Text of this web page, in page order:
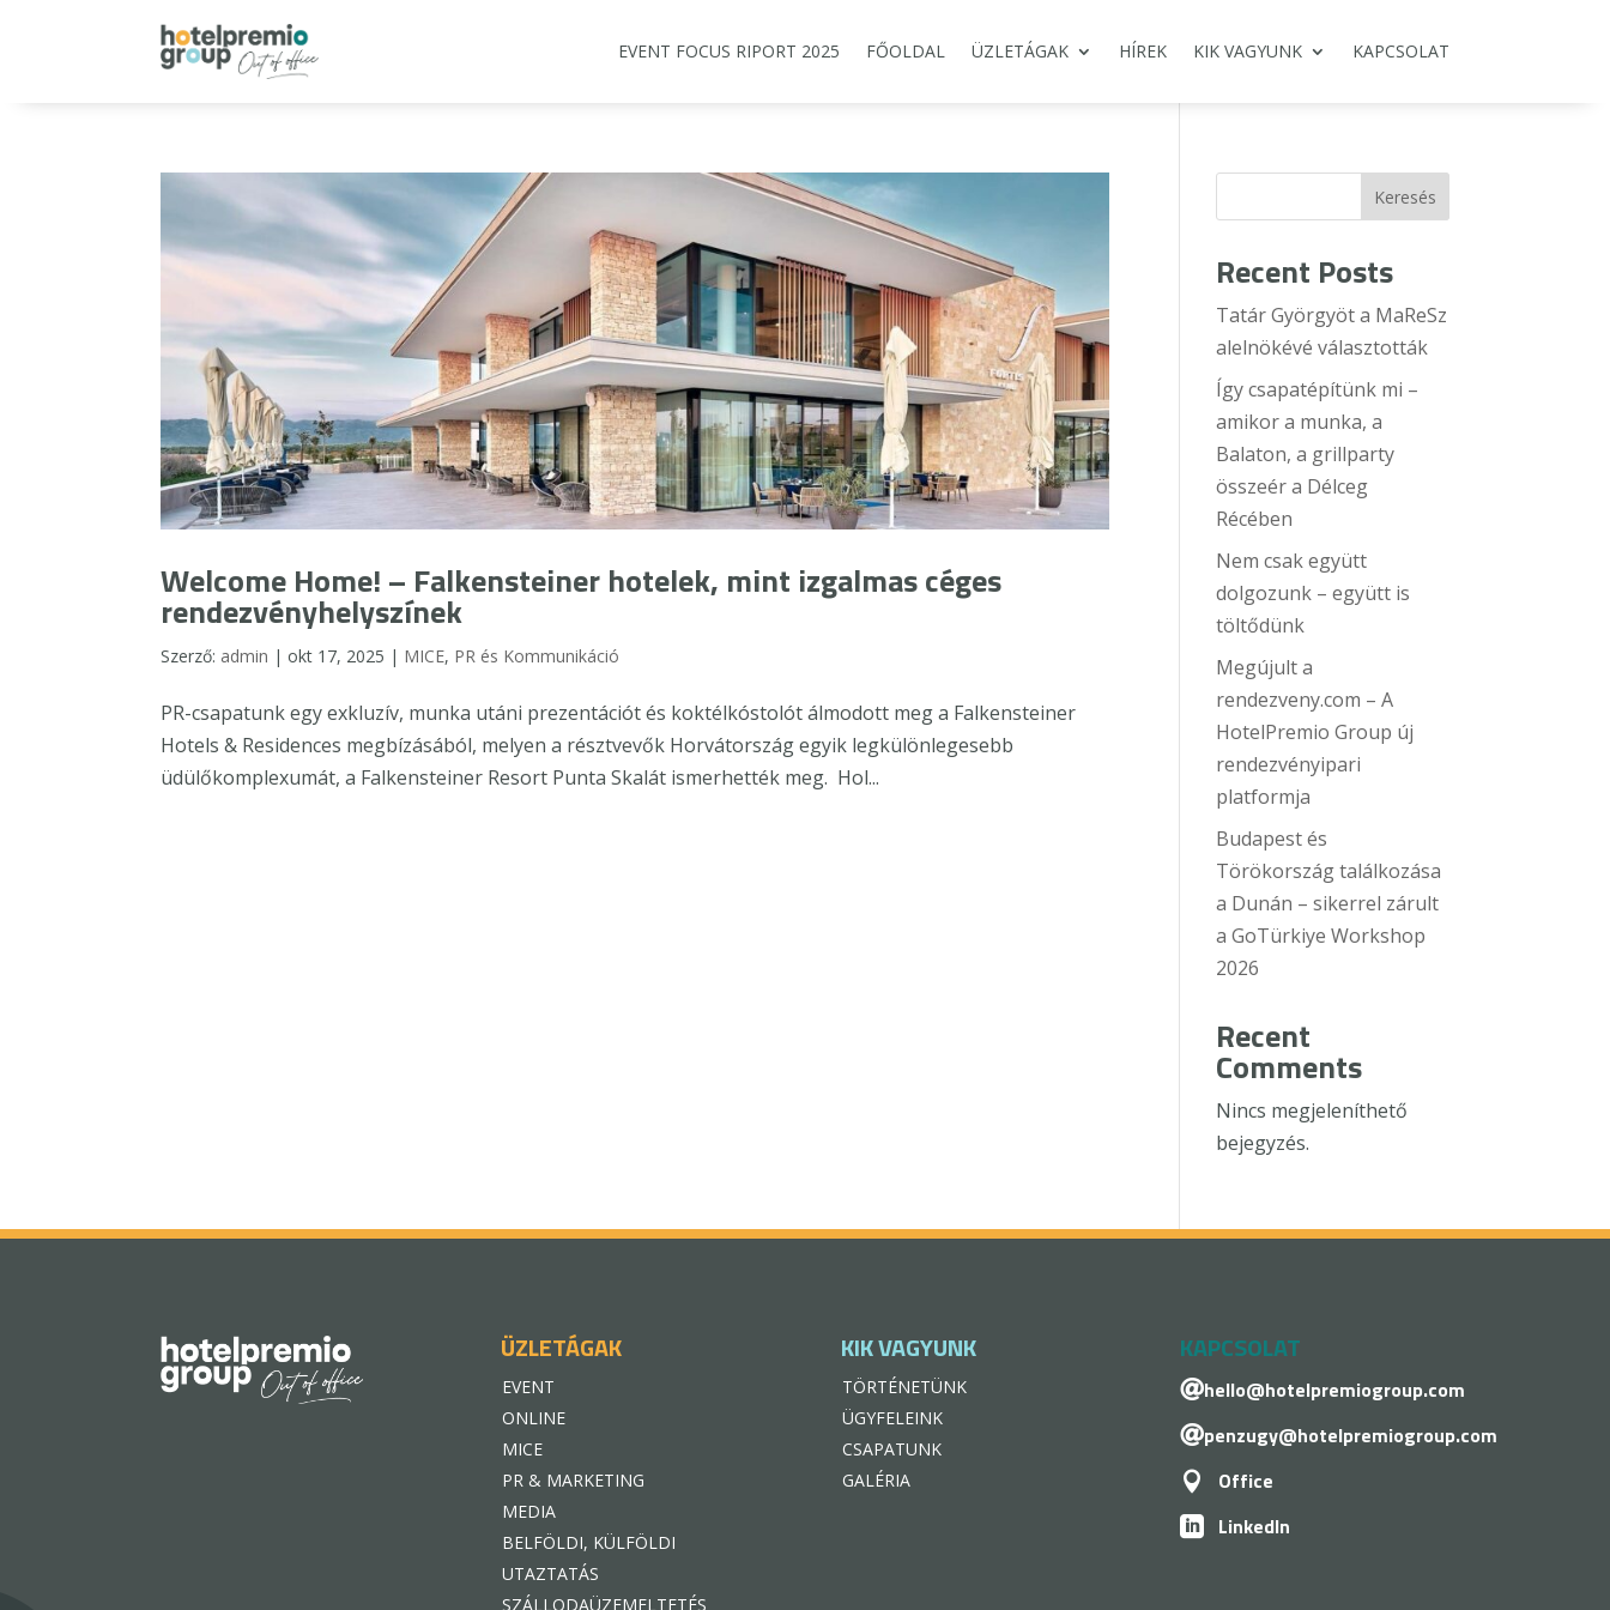
EVENT FOCUS RIPORT 2025 FŐOLDAL ÜZLETÁGAK HÍREK KIK VAGYUNK KAPCSOLAT
Welcome Home! – Falkensteiner hotelek, mint izgalmas céges
rendezvényhelyszínek
Szerző: admin |okt 17, 2025 | MICE, PR és Kommunikáció
PR-csapatunk egy exkluzív, munka utáni prezentációt és koktélkóstolót álmodott meg a Falkensteiner
Hotels & Residences megbízásából, melyen a résztvevők Horvátország egyik legkülönlegesebb
üdülőkomplexumát, a Falkensteiner Resort Punta Skalát ismerhették meg. Hol...
Keresés
Recent Posts
Tatár Györgyöt a MaReSz
alelnökévé választották
Így csapatépítünk mi –
amikor a munka, a
Balaton, a grillparty
összeér a Délceg
Récében
Nem csak együtt
dolgozunk – együtt is
töltődünk
Megújult a
rendezveny.com – A
HotelPremio Group új
rendezvényipari
platformja
Budapest és
Törökország találkozása
a Dunán – sikerrel zárult
a GoTürkiye Workshop
2026
Recent
Comments
Nincs megjeleníthető
bejegyzés.
ÜZLETÁGAK
EVENT
ONLINE
MICE
PR & MARKETING
MEDIA
BELFÖLDI, KÜLFÖLDI
UTAZTATÁS
SZÁLLODAÜZEMELTETÉS
KIK VAGYUNK
TÖRTÉNETÜNK
ÜGYFELEINK
CSAPATUNK
GALÉRIA
KAPCSOLAT
hello@hotelpremiogroup.com
penzugy@hotelpremiogroup.com
 Office
 LinkedIn